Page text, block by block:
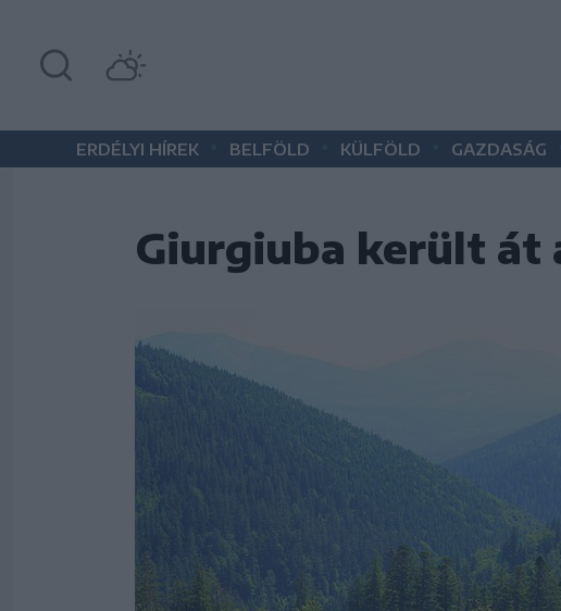
ERDÉLYI HÍREK BELFÖLD KÜLFÖLD GAZDASÁG
Giurgiuba került át